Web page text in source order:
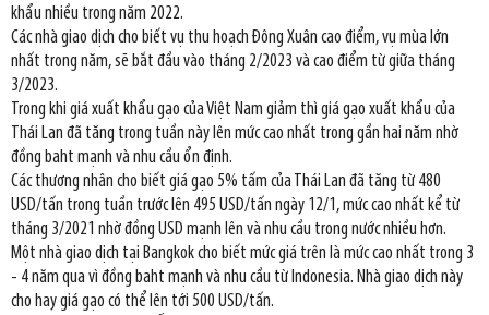
khẩu nhiều trong năm 2022.
Các nhà giao dịch cho biết vụ thu hoạch Đông Xuân cao điểm, vụ mùa lớn
nhất trong năm, sẽ bắt đầu vào tháng 2/2023 và cao điểm từ giữa tháng
3/2023.
Trong khi giá xuất khẩu gạo của Việt Nam giảm thì giá gạo xuất khẩu của
Thái Lan đã tăng trong tuần này lên mức cao nhất trong gần hai năm nhờ
đồng baht mạnh và nhu cầu ổn định.
Các thương nhân cho biết giá gạo 5% tấm của Thái Lan đã tăng từ 480
USD/tấn trong tuần trước lên 495 USD/tấn ngày 12/1, mức cao nhất kể từ
tháng 3/2021 nhờ đồng USD mạnh lên và nhu cầu trong nước nhiều hơn.
Một nhà giao dịch tại Bangkok cho biết mức giá trên là mức cao nhất trong 3
- 4 năm qua vì đồng baht mạnh và nhu cầu từ Indonesia. Nhà giao dịch này
cho hay giá gạo có thể lên tới 500 USD/tấn.